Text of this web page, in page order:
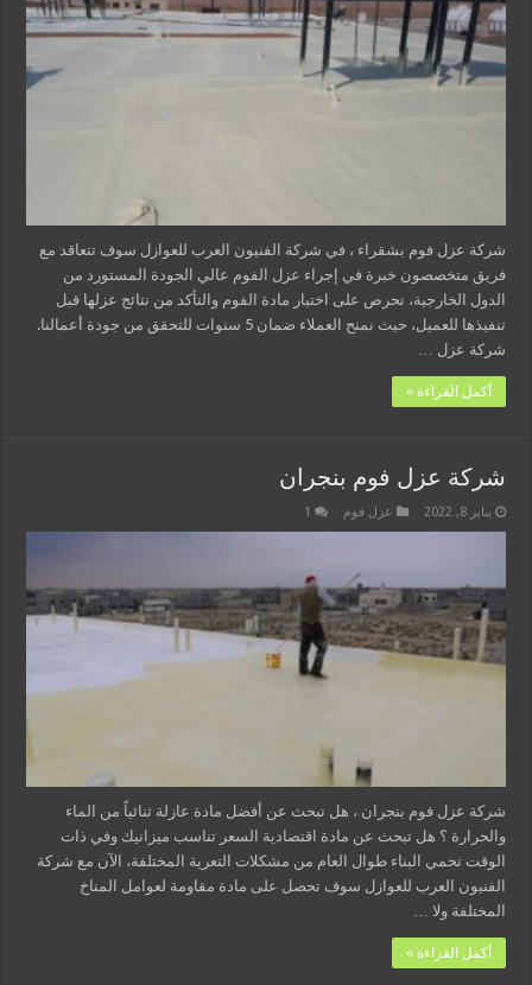
شركة عزل فوم بشقراء ، في شركة الفنيون العرب للعوازل سوف تتعاقد مع
فريق متخصصون خبرة في إجراء عزل الفوم عالي الجودة المستورد من
الدول الخارجية، نحرص على اختبار مادة الفوم والتأكد من نتائج عزلها قبل
تنفيذها للعميل، حيث نمنح العملاء ضمان 5 سنوات للتحقق من جودة أعمالنا.
شركة عزل …
أكمل القراءة »
شركة عزل فوم بنجران
يناير 8, 2022 عزل فوم 1
شركة عزل فوم بنجران ، هل تبحث عن أفضل مادة عازلة ثنائياً من الماء
والحرارة ؟ هل تبحث عن مادة اقتصادية السعر تناسب ميزانيك وفي ذات
الوقت تحمي البناء طوال العام من مشكلات التعرية المختلفة، الآن مع شركة
الفنيون العرب للعوازل سوف تحصل على مادة مقاومة لعوامل المناخ
المختلفة ولا …
أكمل القراءة »